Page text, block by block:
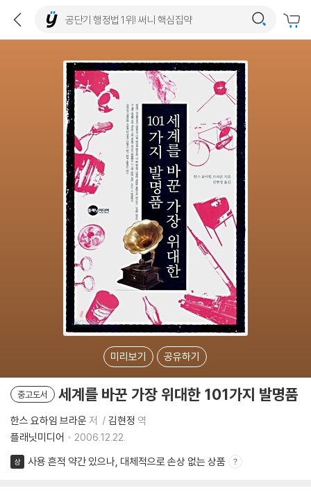
미리보기 공유하기
중고도서 세계를 바꾼 가장 위대한 101가지 발명품
한스 요하임 브라운 저 김현정 역
플래닛미디어
2006.12.22.
상 사용 흔적 약간 있으나, 대체적으로 손상 없는 상품